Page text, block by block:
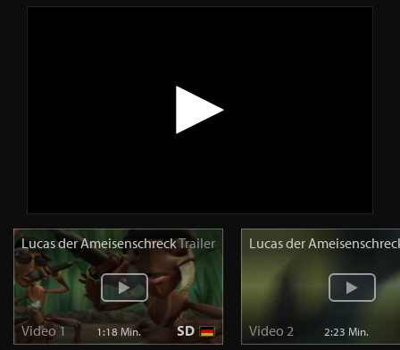
Lucas der AmeisenschreckTrailer
Video 1 1:18 Min. SD
Lucas der
Video 2 2:23 Min.